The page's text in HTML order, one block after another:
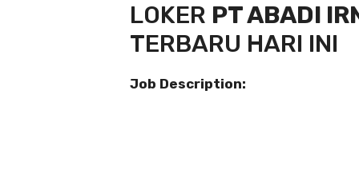
LOKER PT ABADI
TERBARU HARI INI
Job Description: